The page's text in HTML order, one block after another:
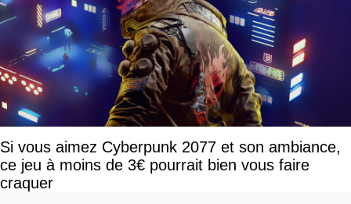
Si vous aimez Cyberpunk 2077 et son ambiance,
ce jeu à moins de 3€ pourrait bien vous faire
craquer